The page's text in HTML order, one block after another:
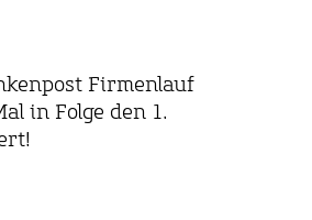
Firmenlauf
in Folge den 1.